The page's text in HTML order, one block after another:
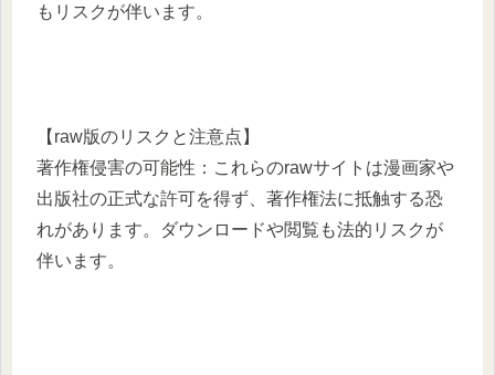
もリスクが伴います。
【raw版のリスクと注意点】
著作権侵害の可能性：これらのrawサイトは漫画家や
出版社の正式な許可を得ず、著作権法に抵触する恐
れがあります。ダウンロードや閲覧も法的リスクが
伴います。